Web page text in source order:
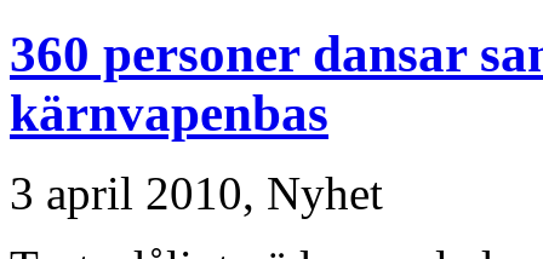
360 personer dansar
kärnvapenbas
3 april 2010, Nyhet